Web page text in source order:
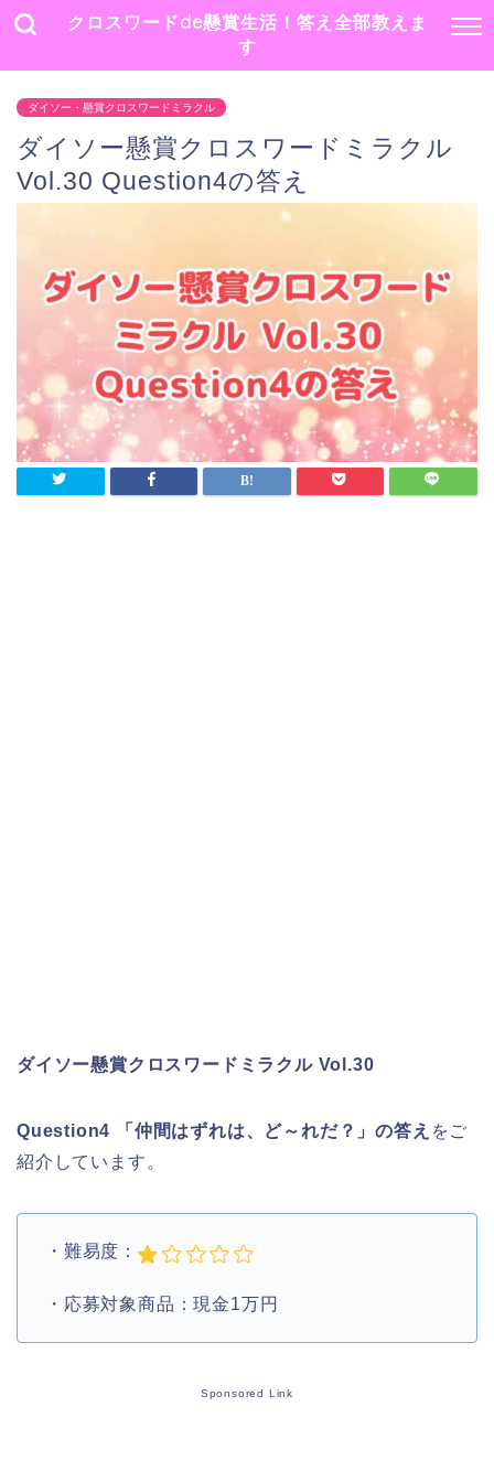
クロスワードde懸賞生活！答え全部教えま
す
ダイソー・懸賞クロスワードミラクル
ダイソー懸賞クロスワードミラクル
Vol.30 Question4の答え
ダイソー懸賞クロスワードミラクル Vol.30
Question4 「仲間はずれは、ど～れだ？」の答え をご
紹介しています。
・難易度：
・応募対象商品：現金1万円
Sponsored Link